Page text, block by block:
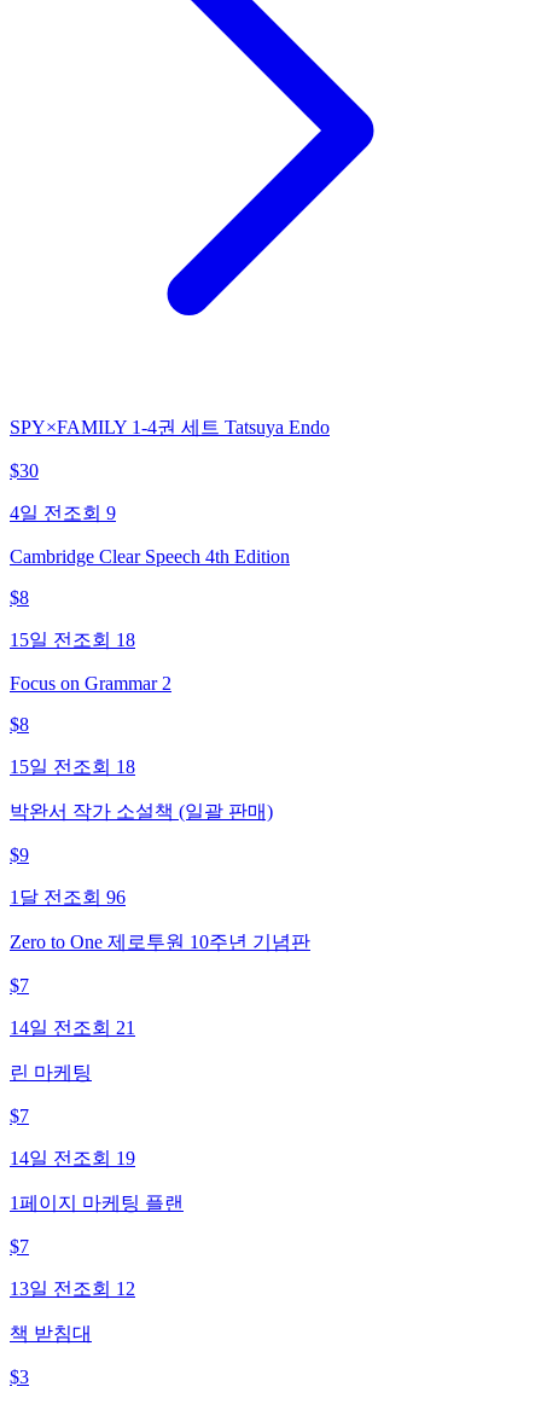
SPY×FAMILY 1-4권 세트 Tatsuya Endo
$30
4일 전 조회 9
Cambridge Clear Speech 4th Edition
$8
15일 전 조회 18
Focus on Grammar 2
$8
15일 전 조회 18
박완서 작가 소설책 (일괄 판매)
$9
1달 전 조회 96
Zero to One 제로투원 10주년 기념판
$7
14일 전 조회 21
린 마케팅
$7
14일 전 조회 19
1페이지 마케팅 플랜
$7
13일 전 조회 12
책 받침대
$3